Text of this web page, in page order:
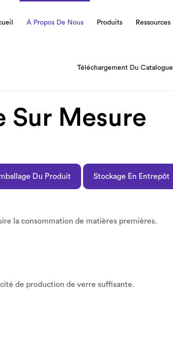
À Propos De Nous Produits Ressources
Téléchargement Du Catalogue
Sur Mesure
Du Produit Stockage En Entrepôt
la consommation de matières premières.
de production de verre suffisante.